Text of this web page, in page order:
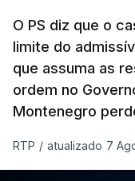
O PS diz que o
limite do
que assuma as
ordem no
Montenegro
RTP / atualizado 7